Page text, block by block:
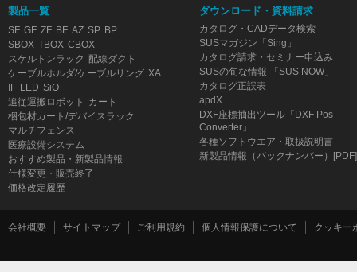
製品一覧
SF GF ZF BF AZ SP BP
SBOX TBOX CBOX
スケルトンラック 配線ダクト
ケーブルホルダ/ケーブルリング XA
IF LED SiO
追従運搬ロボット
カート
梱包材カート/デバイスラック
マルチフェンス
医療設備システム
おすすめ製品・新製品情報
仕様変更・販売終了
価格改定履歴
ダウンロード・資料請求
カタログ・CADデータ検索
SUSマガジン「Sing」
カタログ請求・セミナー申込み
SUSの旬な情報 「SUS NOW」
カタログ正誤表
apdX
DXF座標抽出ツール「DXF Pos
Converter」
各種ソフトウエア・取扱説明書
新製品情報（バックナンバー）[PDF]
会社概要 サイトマップ ご利用規約 個人情報保護について クッキー